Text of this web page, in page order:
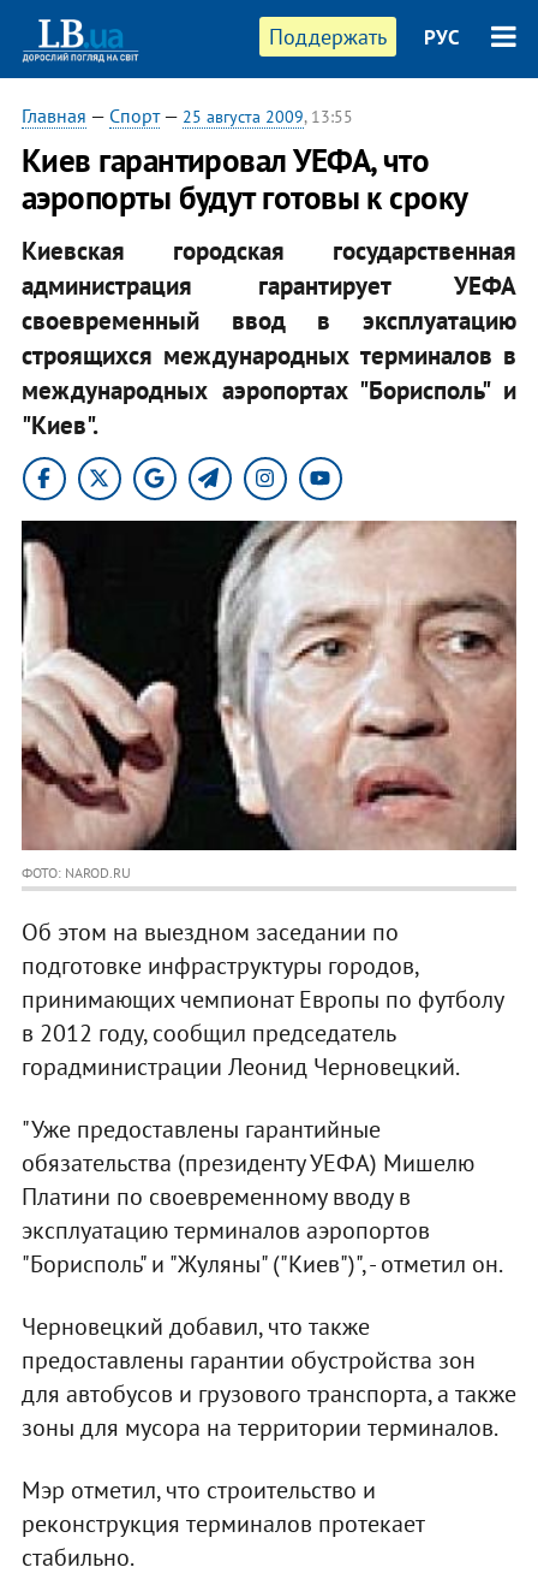
Поддержать РУС
Главная — Спорт— 25 августа 2009, 13:55
Киев гарантировал УЕФА, что
аэропорты будут готовы к сроку
Киевская городская государственная
администрация гарантирует УЕФА
своевременный ввод в эксплуатацию
строящихся международных терминалов в
международных аэропортах "Борисполь" и
"Киев".
ФОТО: NAROD.RU
Об этом на выездном заседании по
подготовке инфраструктуры городов,
принимающих чемпионат Европы по футболу
в 2012 году, сообщил председатель
горадминистрации Леонид Черновецкий.
"Уже предоставлены гарантийные
обязательства (президенту УЕФА) Мишелю
Платини по своевременному вводу в
эксплуатацию терминалов аэропортов
"Борисполь" и "Жуляны" ("Киев")", - отметил он.
Черновецкий добавил, что также
предоставлены гарантии обустройства зон
для автобусов и грузового транспорта, а также
зоны для мусора на территории терминалов.
Мэр отметил, что строительство и
реконструкция терминалов протекает
стабильно.